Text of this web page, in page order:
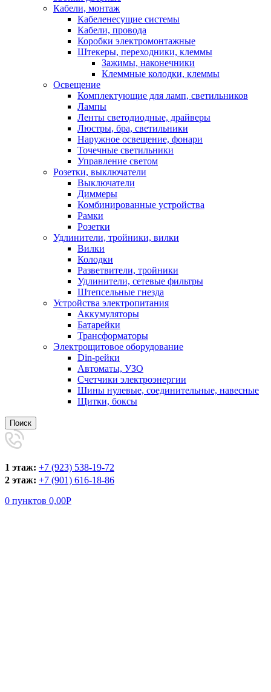
Кабели, монтаж
Кабеленесущие системы
Кабели, провода
Коробки электромонтажные
Штекеры, переходники, клеммы
Зажимы, наконечники
Клеммные колодки, клеммы
Освещение
Комплектующие для ламп, светильников
Лампы
Ленты светодиодные, драйверы
Люстры, бра, светильники
Наружное освещение, фонари
Точечные светильники
Управление светом
Розетки, выключатели
Выключатели
Диммеры
Комбинированные устройства
Рамки
Розетки
Удлинители, тройники, вилки
Вилки
Колодки
Разветвители, тройники
Удлинители, сетевые фильтры
Штепсельные гнезда
Устройства электропитания
Аккумуляторы
Батарейки
Трансформаторы
Электрощитовое оборудование
Din-рейки
Автоматы, УЗО
Счетчики электроэнергии
Шины нулевые, соединительные, навесные
Щитки, боксы
Поиск
1 этаж: +7 (923) 538-19-72
2 этаж: +7 (901) 616-18-86
0 пунктов 0,00Р